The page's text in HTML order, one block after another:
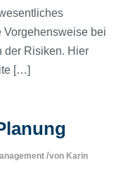
Vorgehensweise bei
der Risiken. Hier
[…]
/von Karin